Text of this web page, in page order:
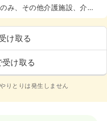
み、その他介護施設、介
け取る
け取る
りとりは発生しません